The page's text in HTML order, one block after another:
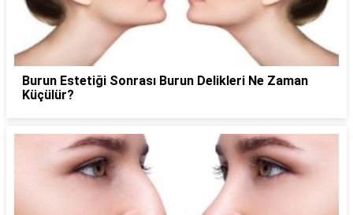
Burun Estetiği Sonrası Burun Delikleri Ne Zaman
Küçülür?